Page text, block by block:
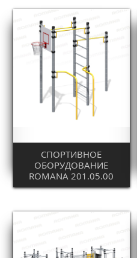
СПОРТИВНОЕ
ОБОРУДОВАНИЕ
ROMANA 201.05.00